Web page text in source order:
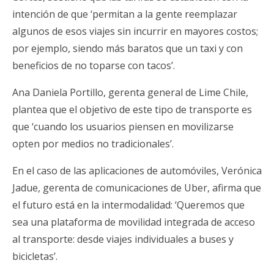
intención de que ‘permitan a la gente reemplazar
algunos de esos viajes sin incurrir en mayores costos;
por ejemplo, siendo más baratos que un taxi y con
beneficios de no toparse con tacos’.
Ana Daniela Portillo, gerenta general de Lime Chile,
plantea que el objetivo de este tipo de transporte es
que ‘cuando los usuarios piensen en movilizarse
opten por medios no tradicionales’.
En el caso de las aplicaciones de automóviles, Verónica
Jadue, gerenta de comunicaciones de Uber, afirma que
el futuro está en la intermodalidad: ‘Queremos que
sea una plataforma de movilidad integrada de acceso
al transporte: desde viajes individuales a buses y
bicicletas’.